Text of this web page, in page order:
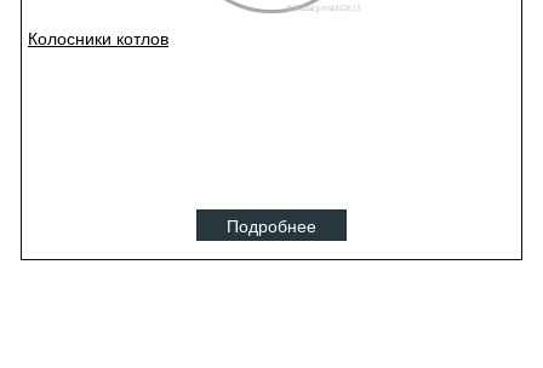
Колосники котлов
Подробнее